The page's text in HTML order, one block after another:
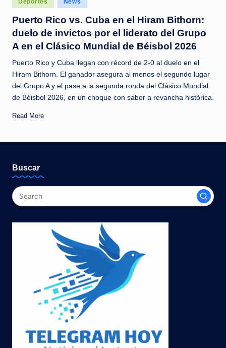
c
i
a
a
l
n
s
a
n
t
e
in
Deportes News
Puerto Rico vs. Cuba en el Hiram Bithorn:
duelo de invictos por el liderato del Grupo
A en el Clásico Mundial de Béisbol 2026
Puerto Rico y Cuba llegan con récord de 2-0 al duelo en el
Hiram Bithorn. El ganador asegura al menos el segundo lugar
del Grupo A y el pase a la segunda ronda del Clásico Mundial
de Béisbol 2026, en un choque con sabor a revancha histórica.
Read More
Buscar